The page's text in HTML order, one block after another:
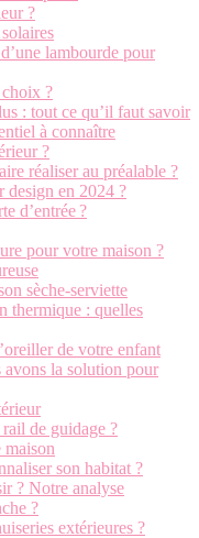
?
lambourde pour
?
: tout ce qu’il faut savoir
à connaître
?
réaliser au préalable ?
design en 2024 ?
d’entrée ?
pour votre maison ?
sèche-serviette
thermique : quelles
de votre enfant
avons la solution pour
de guidage ?
son habitat ?
? Notre analyse
?
extérieures ?